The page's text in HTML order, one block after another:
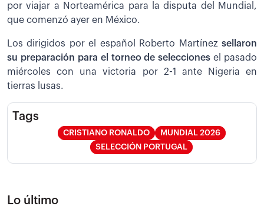
por viajar a Norteamérica para la disputa del Mundial,
que comenzó ayer en México.
Los dirigidos por el español Roberto Martínez sellaron
su preparación para el torneo de seleccionesel pasado
miércoles con una victoria por 2-1 ante Nigeria en
tierras lusas.
Tags
CRISTIANO RONALDO
MUNDIAL 2026
SELECCIÓN PORTUGAL
Lo último